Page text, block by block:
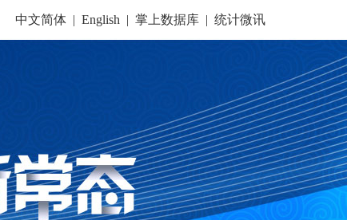
中文简体 | English | 掌上数据库 | 统计微讯